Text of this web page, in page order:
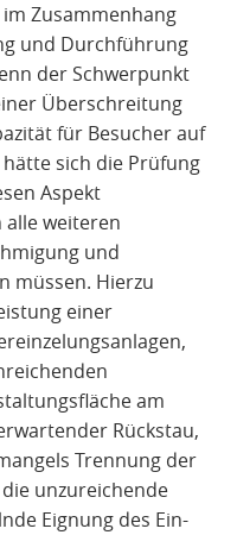
Zusammenhang
und Durchführung
der Schwerpunkt
Überschreitung
für Besucher auf
sich die Prüfung
Aspekt
weiteren
und
müssen. Hierzu
einer
am
Rückstau,
Trennung der
unzureichende
Eignung des Ein-